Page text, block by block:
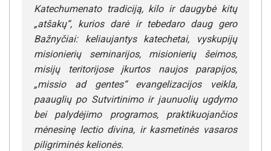
Katechumenato tradiciją, kilo ir daugybė kitų
„atšakų“, kurios darė ir tebedaro daug gero
Bažnyčiai: keliaujantys katechetai, vyskupijų
misionierių seminarijos, misionierių šeimos,
misijų teritorijose įkurtos naujos parapijos,
„missio ad gentes“ evangelizacijos veikla,
paauglių po Sutvirtinimo ir jaunuolių ugdymo
bei palydėjimo programos, praktikuojančios
mėnesinę lectio divina, ir kasmetinės vasaros
piligriminės kelionės.